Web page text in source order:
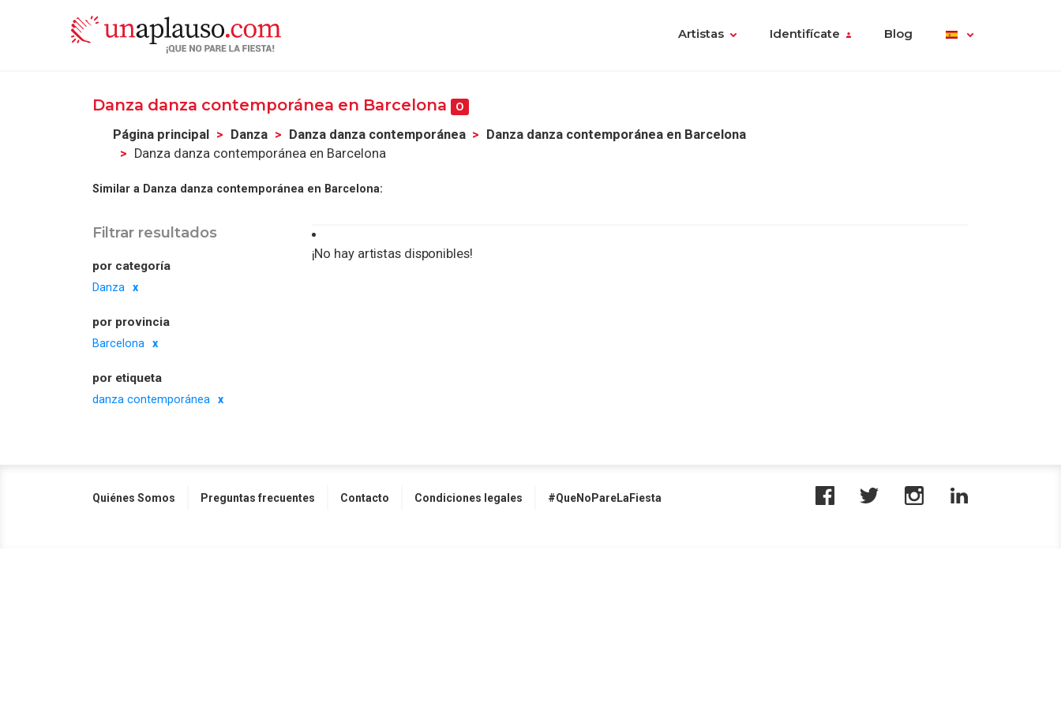
Artistas Identifícate Blog
Danza danza contemporánea en Barcelona 0
Página principal Danza Danza danza contemporánea
Danza danza contemporánea en Barcelona
Danza danza contemporánea en Barcelona
Similar a Danza danza contemporánea en Barcelona:
Filtrar resultados
por categoría
Danza
por provincia
Barcelona
por etiqueta
danza contemporánea
¡No hay artistas disponibles!
Quiénes Somos Preguntas frecuentes Contacto Condiciones legales #QueNoPareLaFiesta